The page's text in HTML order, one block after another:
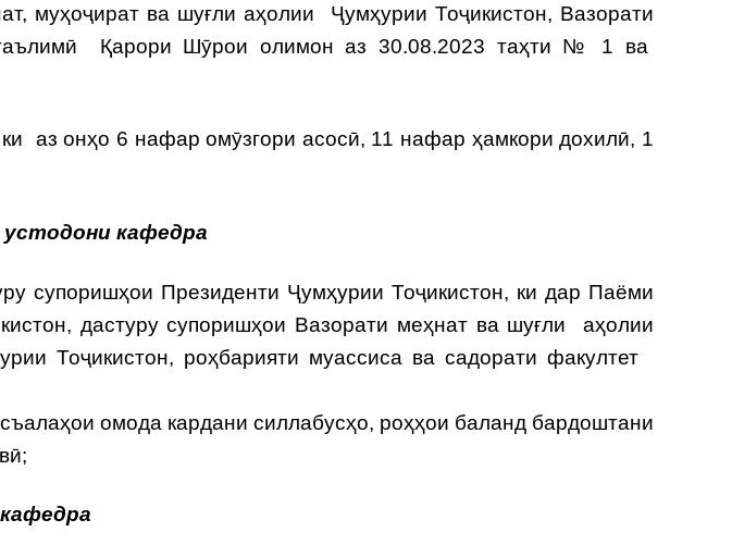
муҳоҷират ва шуғли аҳолии Ҷумҳурии Тоҷикистон, Вазорати
Қарори Шӯрои олимон аз 30.08.2023 таҳти № 1 ва
онҳо 6 нафар омӯзгори асосӣ, 11 нафар ҳамкори дохилӣ, 1
кафедра
супоришҳои Президенти Ҷумҳурии Тоҷикистон, ки дар Паёми
дастуру супоришҳои Вазорати меҳнат ва шуғли аҳолии
Тоҷикистон, роҳбарияти муассиса ва садорати факултет
омода кардани силлабусҳо, роҳҳои баланд бардоштани